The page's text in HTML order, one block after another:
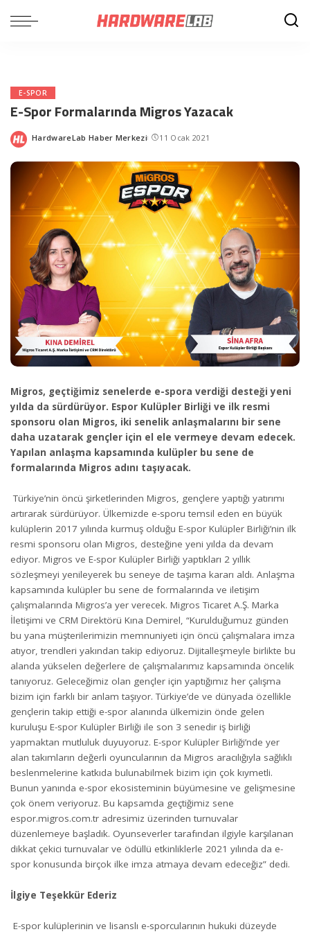
E-SPOR
E-Spor Formalarında Migros Yazacak
Posted
HardwareLab Haber Merkezi 11 Ocak 2021
Migros, geçtiğimiz senelerde e-spora verdiği desteği yeni
yılda da sürdürüyor. Espor Kulüpler Birliği ve ilk resmi
sponsoru olan Migros, iki senelik anlaşmalarını bir sene
daha uzatarak gençler için el ele vermeye devam edecek.
Yapılan anlaşma kapsamında kulüpler bu sene de
formalarında Migros adını taşıyacak.
Türkiye’nin öncü şirketlerinden Migros, gençlere yaptığı yatırımı
artırarak sürdürüyor. Ülkemizde e-sporu temsil eden en büyük
kulüplerin 2017 yılında kurmuş olduğu E-spor Kulüpler Birliği’nin ilk
resmi sponsoru olan Migros, desteğine yeni yılda da devam
ediyor. Migros ve E-spor Kulüpler Birliği yaptıkları 2 yıllık
sözleşmeyi yenileyerek bu seneye de taşıma kararı aldı. Anlaşma
kapsamında kulüpler bu sene de formalarında ve iletişim
çalışmalarında Migros’a yer verecek. Migros Ticaret A.Ş. Marka
İletişimi ve CRM Direktörü Kına Demirel, “Kurulduğumuz günden
bu yana müşterilerimizin memnuniyeti için öncü çalışmalara imza
atıyor, trendleri yakından takip ediyoruz. Dijitalleşmeyle birlikte bu
alanda yükselen değerlere de çalışmalarımız kapsamında öncelik
tanıyoruz. Geleceğimiz olan gençler için yaptığımız her çalışma
bizim için farklı bir anlam taşıyor. Türkiye’de ve dünyada özellikle
gençlerin takip ettiği e-spor alanında ülkemizin önde gelen
kuruluşu E-spor Kulüpler Birliği ile son 3 senedir iş birliği
yapmaktan mutluluk duyuyoruz. E-spor Kulüpler Birliği’nde yer
alan takımların değerli oyuncularının da Migros aracılığıyla sağlıklı
beslenmelerine katkıda bulunabilmek bizim için çok kıymetli.
Bunun yanında e-spor ekosisteminin büyümesine ve gelişmesine
çok önem veriyoruz. Bu kapsamda geçtiğimiz sene
espor.migros.com.tr adresimiz üzerinden turnuvalar
düzenlemeye başladık. Oyunseverler tarafından ilgiyle karşılanan
dikkat çekici turnuvalar ve ödüllü etkinliklerle 2021 yılında da e-
spor konusunda birçok ilke imza atmaya devam edeceğiz” dedi.
İlgiye Teşekkür Ederiz
E-spor kulüplerinin ve lisanslı e-sporcularının hukuki düzeyde